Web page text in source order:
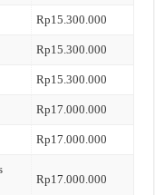
Rp15.300.000
Rp15.300.000
Rp15.300.000
Rp17.000.000
Rp17.000.000
Rp17.000.000